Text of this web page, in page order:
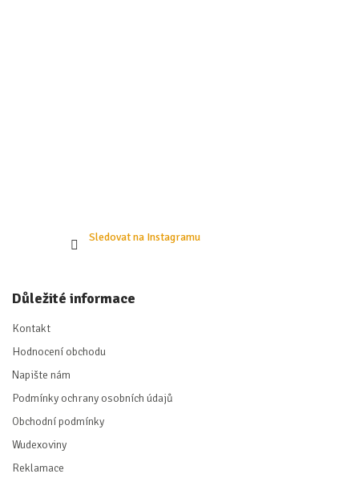
Sledovat na Instagramu
Důležité informace
Kontakt
Hodnocení obchodu
Napište nám
Podmínky ochrany osobních údajů
Obchodní podmínky
Wudexoviny
Reklamace